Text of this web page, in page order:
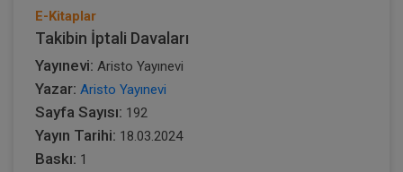
E-Kitaplar
Takibin İptali Davaları
Yayınevi: Aristo Yayınevi
Yazar: Aristo Yayınevi
Sayfa Sayısı: 192
Yayın Tarihi: 18.03.2024
Baskı: 1